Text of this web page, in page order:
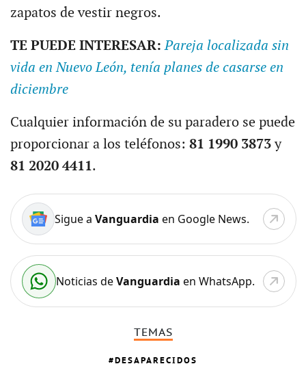
zapatos de vestir negros.
TE PUEDE INTERESAR:Pareja localizada sin
vida en Nuevo León, tenía planes de casarse en
diciembre
Cualquier información de su paradero se puede
proporcionar a los teléfonos: 81 1990 3873y
81 2020 4411.
Sigue a Vanguardia en Google News.
Noticias deVanguardia en WhatsApp.
TEMAS
DESAPARECIDOS